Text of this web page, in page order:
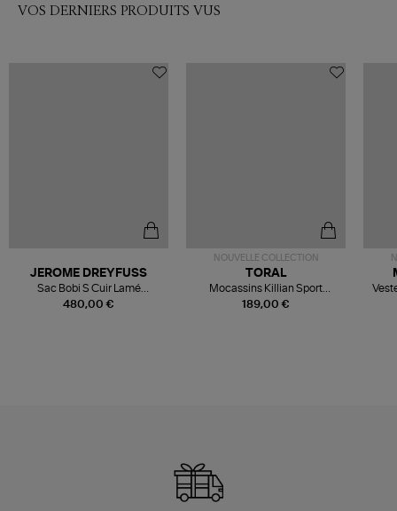
VOS DERNIERS PRODUITS VUS
480,00 €
JEROME DREYFUSS
Sac Bobi S Cuir Lamé
Champagne
NOUVELLE COLLECTION
189,00 €
TORAL
Mocassins Killian Sport
Mousse